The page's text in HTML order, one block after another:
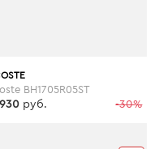
BH1705R05ST
-30%
руб.